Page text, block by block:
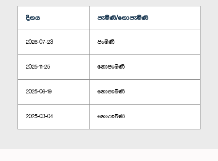
දිනය පැමිණි/නොපැමිණි
2026-07-23 පැමිණි
2025-11-25 නොපැමිණි
2025-06-19 නොපැමිණි
2025-03-04 නොපැමිණි